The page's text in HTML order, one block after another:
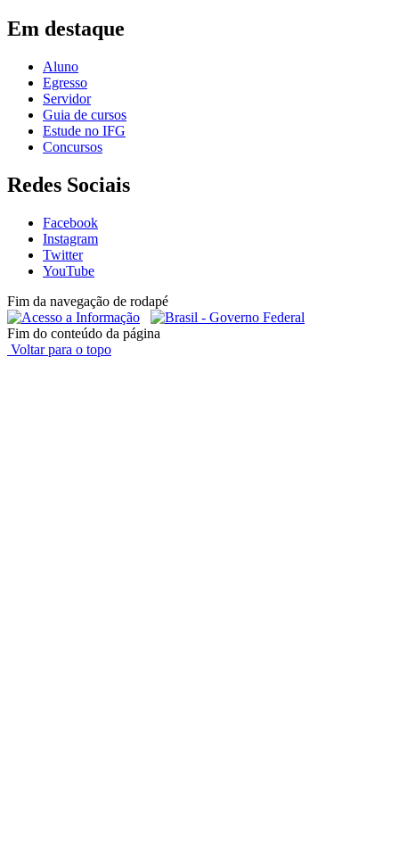
Em destaque
Aluno
Egresso
Servidor
Guia de cursos
Estude no IFG
Concursos
Redes Sociais
Facebook
Instagram
Twitter
YouTube
Fim da navegação de rodapé
Fim do conteúdo da página
Voltar para o topo